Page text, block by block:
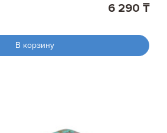
6 290 ₸
В корзину